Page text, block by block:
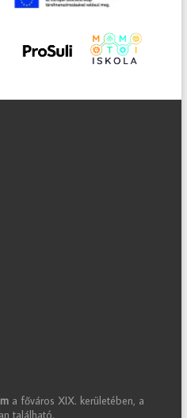
a főváros XIX. kerületében, a
található.